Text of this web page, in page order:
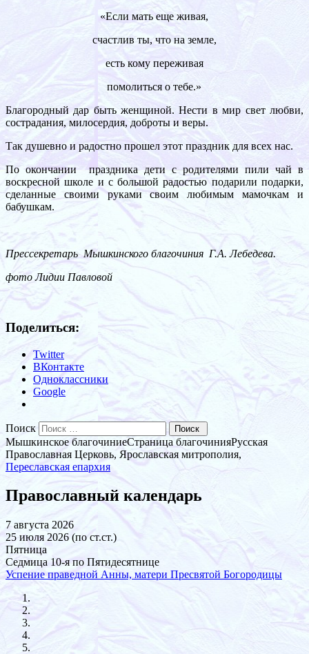
«Если мать еще живая,
счастлив ты, что на земле,
есть кому переживая
помолиться о тебе.»
Благородный дар быть женщиной. Нести в мир свет любви,
сострадания, милосердия, доброты и веры.
Так душевно и радостно прошел этот праздник для всех нас.
По окончании праздника дети с родителями пили чай в
воскресной школе и с большой радостью подарили подарки,
сделанные своими руками своим любимым мамочкам и
бабушкам.
Прессекретарь Мышкинского благочиния Г.А. Лебедева.
фото Лидии Павловой
Поделиться:
Twitter
ВКонтакте
Одноклассники
Google
Поиск
Мышкинское благочиниеСтраница благочинияРусская
Православная Церковь, Ярославская митрополия,
Переславская епархия
Православный календарь
7 августа 2026
25 июля 2026 (по ст.ст.)
Пятница
Седмица 10-я по Пятидесятнице
Успение праведной Анны, матери Пресвятой Богородицы